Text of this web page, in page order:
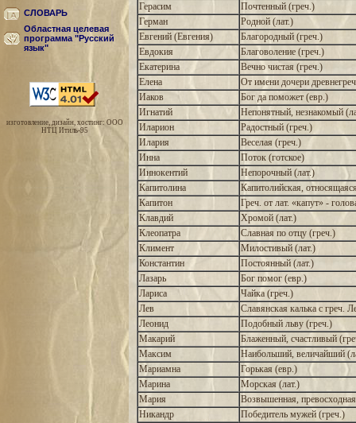
СЛОВАРЬ
Областная целевая
программа "Русский
язык"
изготовление, дизайн, хостинг: ООО
НТЦ Итиль-95
Герасим
Почтенный (греч.)
Герман
Родной (лат.)
Евгений (Евгения)
Благородный (греч.)
Евдокия
Благоволение (греч.)
Екатерина
Вечно чистая (греч.)
Елена
От имени дочери
Иаков
Бог да поможет (евр.)
Игнатий
Непонятный, незнакомый
Иларион
Радостный (греч.)
Илария
Веселая (греч.)
Инна
Поток (готское)
Иннокентий
Непорочный (лат.)
Капитолина
Капитолийская,
Капитон
Греч. от лат. «капут» -
Клавдий
Хромой (лат.)
Клеопатра
Славная по отцу (греч.)
Климент
Милостивый (лат.)
Константин
Постоянный (лат.)
Лазарь
Бог помог (евр.)
Лариса
Чайка (греч.)
Лев
Славянская калька с греч.
Леонид
Подобный льву (греч.)
Макарий
Блаженный, счастливый
Максим
Наибольший, величайший
Мариамна
Горькая (евр.)
Марина
Морская (лат.)
Мария
Возвышенная,
Никандр
Победитель мужей (греч.)